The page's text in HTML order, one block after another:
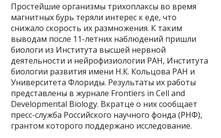
Простейшие организмы трихоплаксы во время
магнитных бурь теряли интерес к еде, что
снижало скорость их размножения. К таким
выводам после 11-летних наблюдений пришли
биологи из Института высшей нервной
деятельности и нейрофизиологии РАН, Института
биологии развития имени Н.К. Кольцова РАН и
Университета Флориды. Результаты их работы
представлены в журнале Frontiers in Cell and
Developmental Biology. Вкратце о них сообщает
пресс-служба Российского научного фонда (РНФ),
грантом которого поддержано исследование.